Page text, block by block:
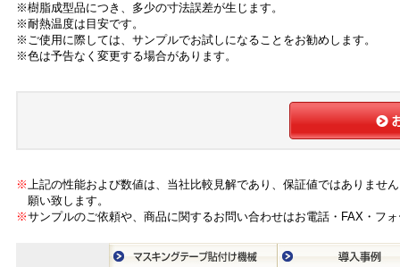
※樹脂成型品につき、多少の寸法誤差が生じます。
※耐熱温度は目安です。
※ご使用に際しては、サンプルでお試しになることをお勧めします。
※色は予告なく変更する場合があります。
※上記の性能および数値は、当社比較見解であり、保証値ではありませ
願い致します。
※サンプルのご依頼や、商品に関するお問い合わせはお電話・FAX・フ